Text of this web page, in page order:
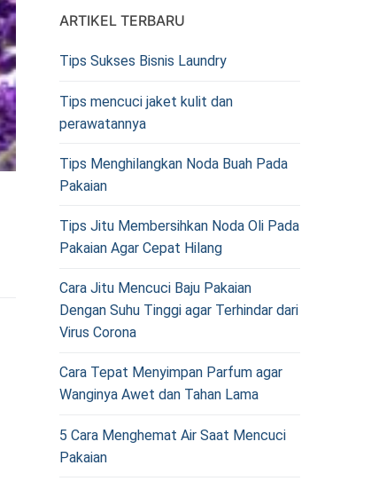
ARTIKEL TERBARU
Tips Sukses Bisnis Laundry
Tips mencuci jaket kulit dan
perawatannya
Tips Menghilangkan Noda Buah Pada
Pakaian
Tips Jitu Membersihkan Noda Oli Pada
Pakaian Agar Cepat Hilang
Cara Jitu Mencuci Baju Pakaian
Dengan Suhu Tinggi agar Terhindar dari
Virus Corona
Cara Tepat Menyimpan Parfum agar
Wanginya Awet dan Tahan Lama
5 Cara Menghemat Air Saat Mencuci
Pakaian